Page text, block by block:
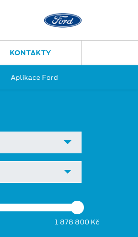
Ostrava - Vítkovice
Aplikace Ford
KONTAKTY
1 878 800 Kč